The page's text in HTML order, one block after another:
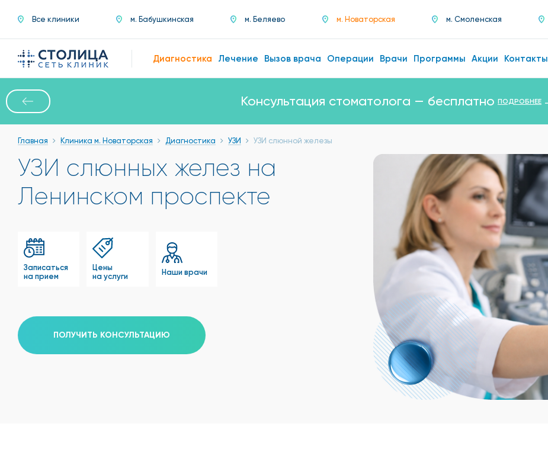
Все клиники м. Бабушкинская м. Беляево м. Новаторская м. Смоленская
Диагностика Лечение Вызов врача Операции Врачи Программы Акции Контакты
Консультация стоматолога — бесплатно ПОДРОБНЕЕ
Главная Клиника м. Новаторская Диагностика УЗИ УЗИ слюнной железы
УЗИ слюнных желез на
Ленинском проспекте
Записаться
на прием
Цены
на услуги
Наши врачи
ПОЛУЧИТЬ КОНСУЛЬТАЦИЮ